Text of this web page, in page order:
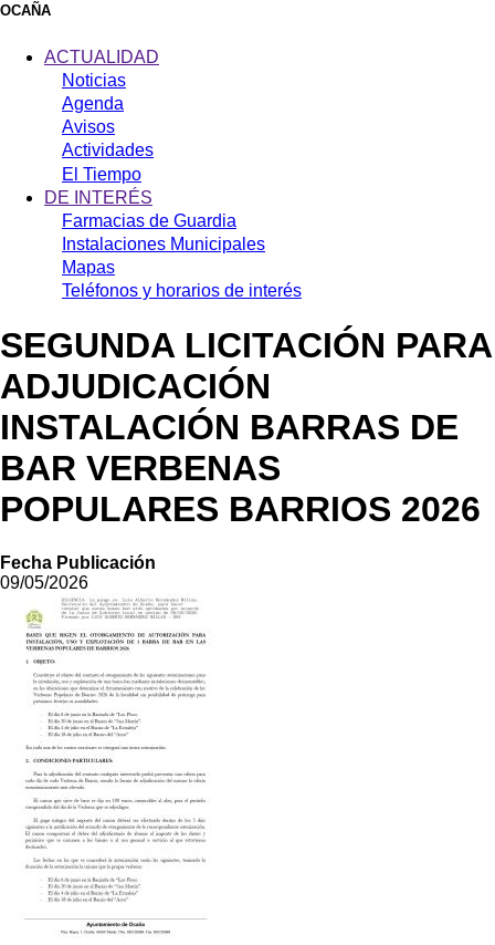
enlaces
de
ayuda
navegación
OCAÑA
ACTUALIDAD
Noticias
Agenda
Avisos
Actividades
El Tiempo
DE INTERÉS
Farmacias de Guardia
Instalaciones Municipales
Mapas
Teléfonos y horarios de interés
SEGUNDA LICITACIÓN PARA
ADJUDICACIÓN
INSTALACIÓN BARRAS DE
BAR VERBENAS
POPULARES BARRIOS 2026
Fecha Publicación
09/05/2026